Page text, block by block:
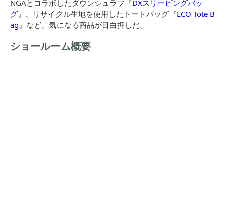
NGAとコラボしたダウンシュラフ『DXスリーピングバッ
グ』、リサイクル生地を使用したトートバッグ『ECO Tote B
ag』など、気になる商品が目白押しだ。
ショールーム概要